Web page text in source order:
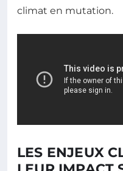
climat en mutation.
LES ENJEUX